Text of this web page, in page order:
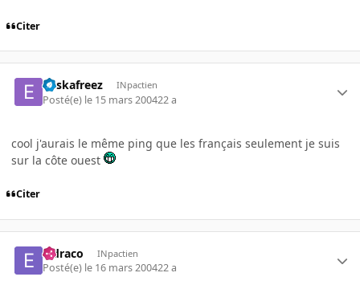
Citer
euskafreez INpactien
Posté(e) le 15 mars 200422 a
cool j'aurais le même ping que les français seulement je suis
sur la côte ouest
Citer
eldraco INpactien
Posté(e) le 16 mars 200422 a